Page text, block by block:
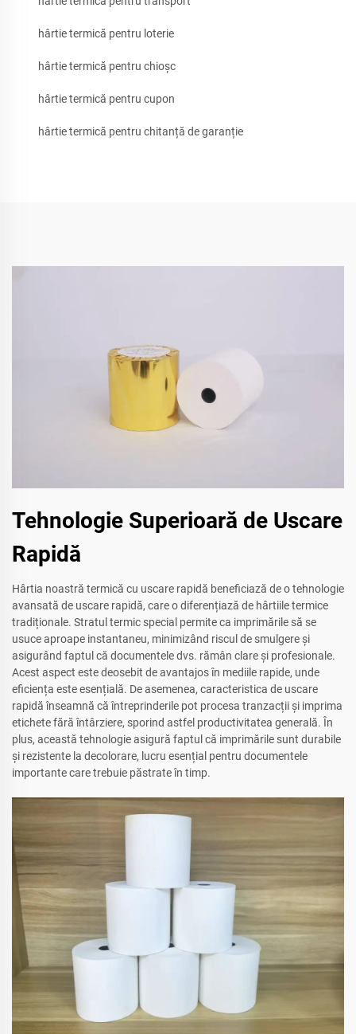
hârtie termică pentru loterie
hârtie termică pentru chioșc
hârtie termică pentru cupon
hârtie termică pentru chitanță de garanție
Tehnologie Superioară de Uscare
Rapidă
Hârtia noastră termică cu uscare rapidă beneficiază de o tehnologie
avansată de uscare rapidă, care o diferențiază de hârtiile termice
tradiționale. Stratul termic special permite ca imprimările să se
usuce aproape instantaneu, minimizând riscul de smulgere și
asigurând faptul că documentele dvs. rămân clare și profesionale.
Acest aspect este deosebit de avantajos în mediile rapide, unde
eficiența este esențială. De asemenea, caracteristica de uscare
rapidă înseamnă că întreprinderile pot procesa tranzacții și imprima
etichete fără întârziere, sporind astfel productivitatea generală. În
plus, această tehnologie asigură faptul că imprimările sunt durabile
și rezistente la decolorare, lucru esențial pentru documentele
importante care trebuie păstrate în timp.